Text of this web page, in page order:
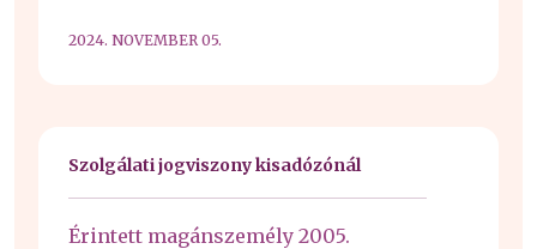
2024. NOVEMBER 05.
Szolgálati jogviszony kisadózónál
Érintett magánszemély 2005.